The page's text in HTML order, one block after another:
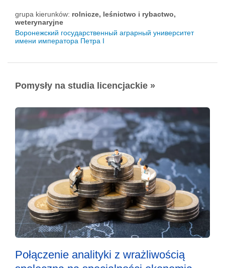
grupa kierunków: rolnicze, leśnictwo i rybactwo,
weterynaryjne
Воронежский государственный аграрный университет
имени императора Петра I
Pomysły na studia licencjackie »
Połączenie analityki z wrażliwością